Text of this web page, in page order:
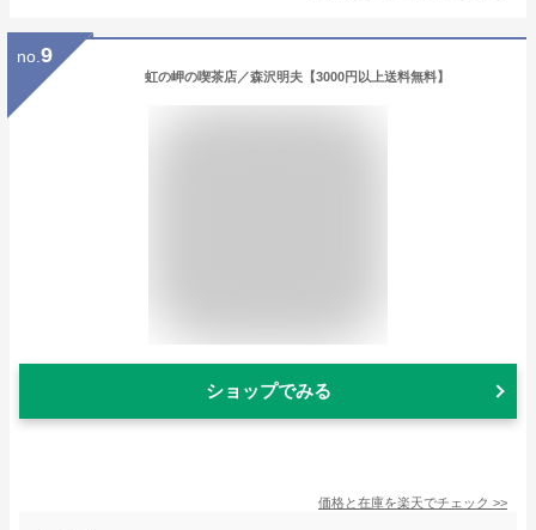
no. 9
虹の岬の喫茶店／森沢明夫【3000円以上送料無料】
ショップでみる
価格と在庫を楽天でチェック >>